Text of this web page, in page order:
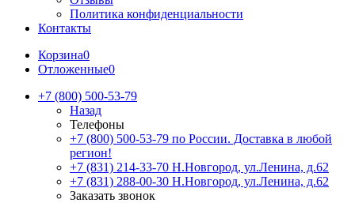
Политика конфиденциальности
Контакты
Корзина0
Отложенные0
+7 (800) 500-53-79
Назад
Телефоны
+7 (800) 500-53-79 по России. Доставка в любой
регион!
+7 (831) 214-33-70 Н.Новгород, ул.Ленина, д.62
+7 (831) 288-00-30 Н.Новгород, ул.Ленина, д.62
Заказать звонок